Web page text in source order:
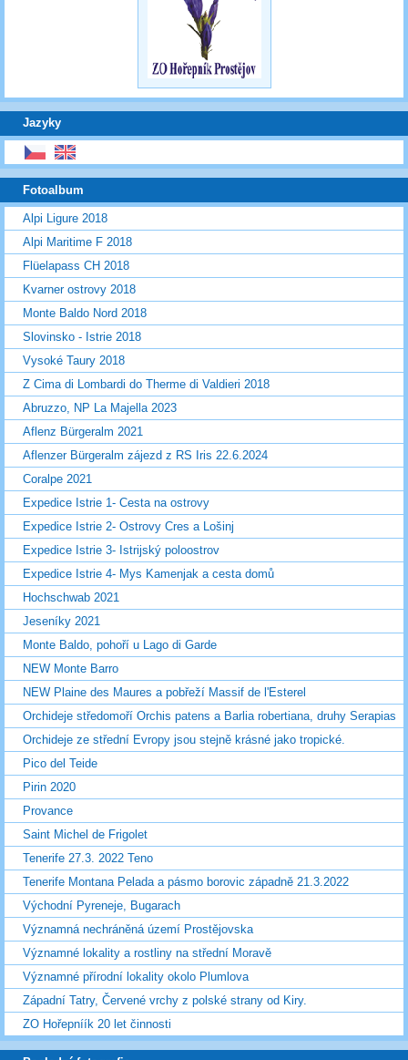
Jazyky
Fotoalbum
Alpi Ligure 2018
Alpi Maritime F 2018
Flüelapass CH 2018
Kvarner ostrovy 2018
Monte Baldo Nord 2018
Slovinsko - Istrie 2018
Vysoké Taury 2018
Z Cima di Lombardi do Therme di Valdieri 2018
Abruzzo, NP La Majella 2023
Aflenz Bürgeralm 2021
Aflenzer Bürgeralm zájezd z RS Iris 22.6.2024
Coralpe 2021
Expedice Istrie 1- Cesta na ostrovy
Expedice Istrie 2- Ostrovy Cres a Lošinj
Expedice Istrie 3- Istrijský poloostrov
Expedice Istrie 4- Mys Kamenjak a cesta domů
Hochschwab 2021
Jeseníky 2021
Monte Baldo, pohoří u Lago di Garde
NEW Monte Barro
NEW Plaine des Maures a pobřeží Massif de l'Esterel
Orchideje středomoří Orchis patens a Barlia robertiana, druhy Serapias
Orchideje ze střední Evropy jsou stejně krásné jako tropické.
Pico del Teide
Pirin 2020
Provance
Saint Michel de Frigolet
Tenerife 27.3. 2022 Teno
Tenerife Montana Pelada a pásmo borovic západně 21.3.2022
Východní Pyreneje, Bugarach
Významná nechráněná území Prostějovska
Významné lokality a rostliny na střední Moravě
Významné přírodní lokality okolo Plumlova
Západní Tatry, Červené vrchy z polské strany od Kiry.
ZO Hořepníík 20 let činnosti